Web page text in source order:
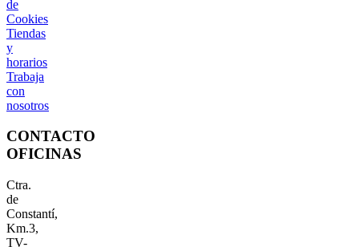
de
Cookies
Tiendas
y
horarios
Trabaja
con
nosotros
CONTACTO
OFICINAS
Ctra.
de
Constantí,
Km.3,
TV-